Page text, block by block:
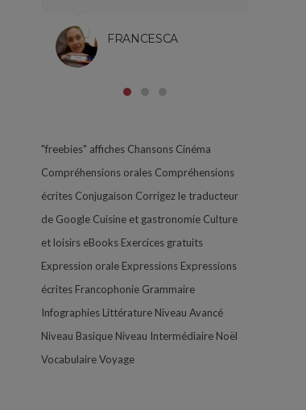
FRANCESCA
"freebies" affiches Chansons Cinéma
Compréhensions orales Compréhensions
écrites Conjugaison Corrigez le traducteur
de Google Cuisine et gastronomie Culture
et loisirs eBooks Exercices gratuits
Expression orale Expressions Expressions
écrites Francophonie Grammaire
Infographies Littérature Niveau Avancé
Niveau Basique Niveau Intermédiaire Noël
VocabulaireVoyage